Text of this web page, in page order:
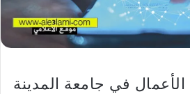
في جامعة المدينة